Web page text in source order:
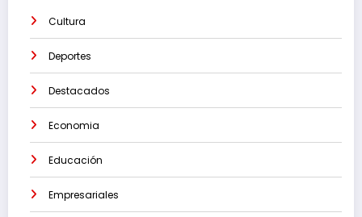
Cultura
Deportes
Destacados
Economia
Educación
Empresariales